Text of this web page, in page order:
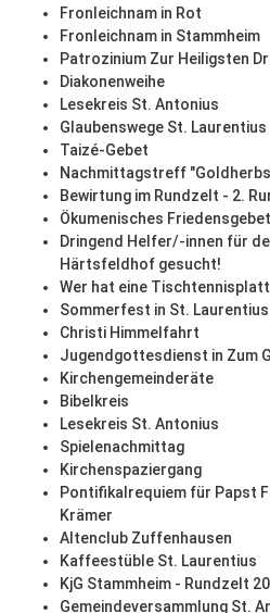
Fronleichnam in Rot
Fronleichnam in Stammheim
Patrozinium Zur Heiligsten
Diakonenweihe
Lesekreis St. Antonius
Glaubenswege St. Laurentius
Taizé-Gebet
Nachmittagstreff
Bewirtung im Rundzelt - 2.
Ökumenisches Friedensgebet
Dringend Helfer/-innen für
Härtsfeldhof gesucht!
Wer hat eine
Sommerfest in St. Laurentius
Christi Himmelfahrt
Jugendgottesdienst in Zum
Kirchengemeinderäte
Bibelkreis
Lesekreis St. Antonius
Spielenachmittag
Kirchenspaziergang
Pontifikalrequiem für Papst
Krämer
Altenclub Zuffenhausen
Kaffeestüble St. Laurentius
KjG Stammheim - Rundzelt
Gemeindeversammlung St.